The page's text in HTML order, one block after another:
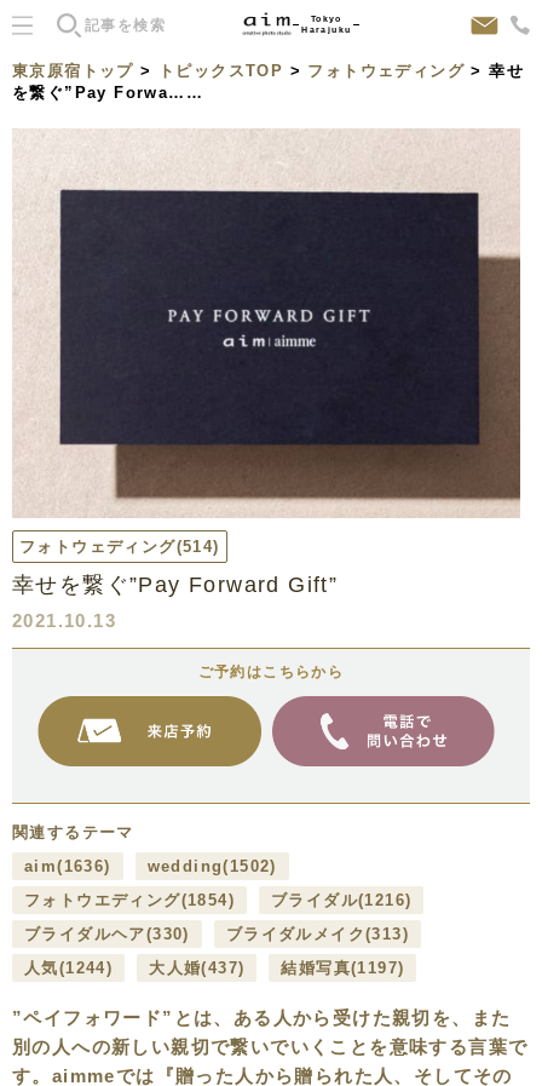
Tokyo
Harajuku
東京原宿トップ > トピックスTOP > フォトウェディング > 幸せ
を繋ぐ”Pay Forwa……
フォトウェディング(514)
幸せを繋ぐ”Pay Forward Gift”
2021.10.13
ご予約はこちらから
関連するテーマ
aim(1636) wedding(1502)
フォトウエディング(1854) ブライダル(1216)
ブライダルヘア(330) ブライダルメイク(313)
人気(1244) 大人婚(437) 結婚写真(1197)
”ペイフォワード”とは、ある人から受けた親切を、また
別の人への新しい親切で繋いでいくことを意味する言葉で
す。aimmeでは『贈った人から贈られた人、そしてその